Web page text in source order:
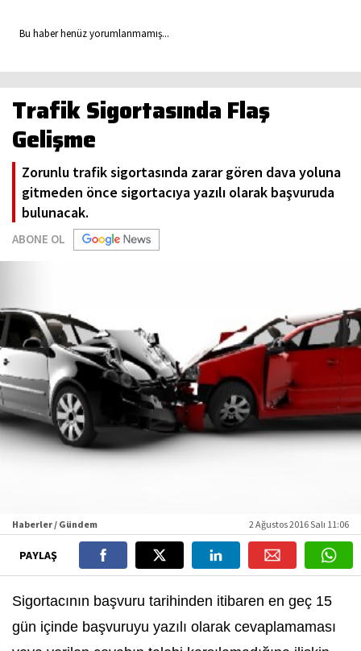
Bu haber henüz yorumlanmamış...
Trafik Sigortasında Flaş
Gelişme
Zorunlu trafik sigortasında zarar gören dava yoluna
gitmeden önce sigortacıya yazılı olarak başvuruda
bulunacak.
ABONE OL
Haberler / Gündem 2 Ağustos 2016 Salı 11:06
PAYLAŞ
Sigortacının başvuru tarihinden itibaren en geç 15
gün içinde başvuruyu yazılı olarak cevaplamaması